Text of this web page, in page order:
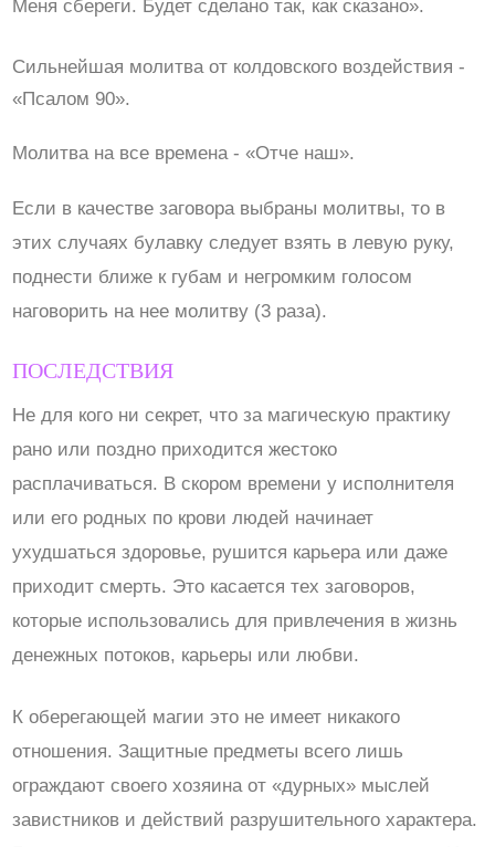
Меня сбереги. Будет сделано так, как сказано».
Сильнейшая молитва от колдовского воздействия -
«Псалом 90».
Молитва на все времена - «Отче наш».
Если в качестве заговора выбраны молитвы, то в
этих случаях булавку следует взять в левую руку,
поднести ближе к губам и негромким голосом
наговорить на нее молитву (3 раза).
ПОСЛЕДСТВИЯ
Не для кого ни секрет, что за магическую практику
рано или поздно приходится жестоко
расплачиваться. В скором времени у исполнителя
или его родных по крови людей начинает
ухудшаться здоровье, рушится карьера или даже
приходит смерть. Это касается тех заговоров,
которые использовались для привлечения в жизнь
денежных потоков, карьеры или любви.
К оберегающей магии это не имеет никакого
отношения. Защитные предметы всего лишь
ограждают своего хозяина от «дурных» мыслей
завистников и действий разрушительного характера.